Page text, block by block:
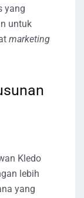
yang
untuk
marketing
Kledo
lebih
yang